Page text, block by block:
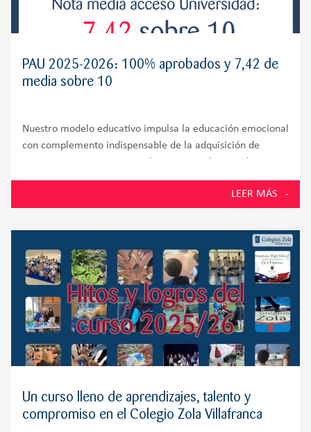
PAU 2025-2026: 100% aprobados y 7,42 de
media sobre 10
Nuestro modelo educativo impulsa la educación emocional
con complemento indispensable de la adquisición de
de la promoción número 58 del Colegio Zola Villafranca,
situado en Villanueva de la Cañada y muy próximo a
LEER MÁS
Un curso lleno de aprendizajes, talento y
compromiso en el Colegio Zola Villafranca